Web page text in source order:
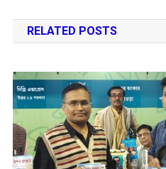
navigation
RELATED POSTS